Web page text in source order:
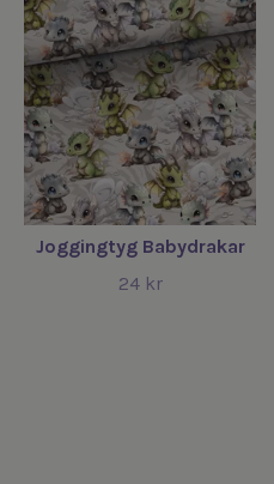
Joggingtyg Babydrakar
24 kr